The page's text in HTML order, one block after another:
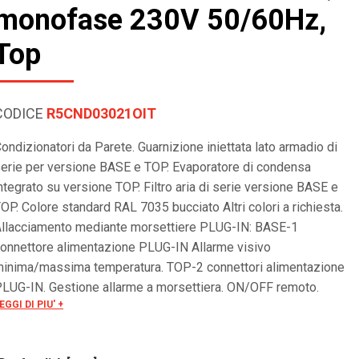
230V 50/60Hz,
R5CND03021OIT
da Parete. Guarnizione iniettata lato armadio di
per versione BASE e TOP. Evaporatore di condensa
su versione TOP. Filtro aria di serie versione BASE e
Colore standard RAL 7035 bucciato Altri colori a richiesta.
mediante morsettiere PLUG-IN: BASE-1
alimentazione PLUG-IN Allarme visivo
massima temperatura. TOP-2 connettori alimentazione
IN. Gestione allarme a morsettiera. ON/OFF remoto.
RS485 OPTIONAL per controllo remoto. Tensioni
DI PIU' +